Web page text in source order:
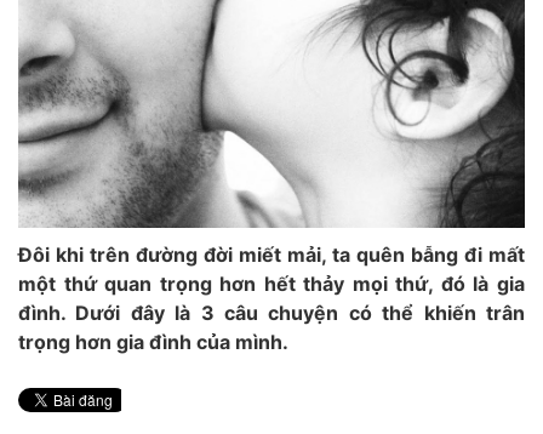
Đôi khi trên đường đời miết mải, ta quên bẫng đi mất
một thứ quan trọng hơn hết thảy mọi thứ, đó là gia
đình. Dưới đây là 3 câu chuyện có thể khiến trân
trọng hơn gia đình của mình.